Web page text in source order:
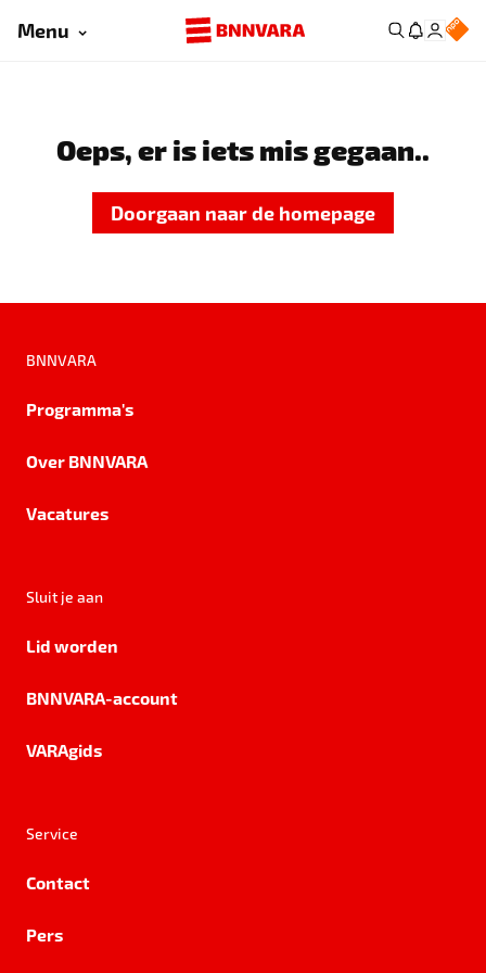
Menu
Oeps, er is iets mis gegaan..
Doorgaan naar de homepage
BNNVARA
Programma's
Over BNNVARA
Vacatures
Sluit je aan
Lid worden
BNNVARA-account
VARAgids
Service
Contact
Pers